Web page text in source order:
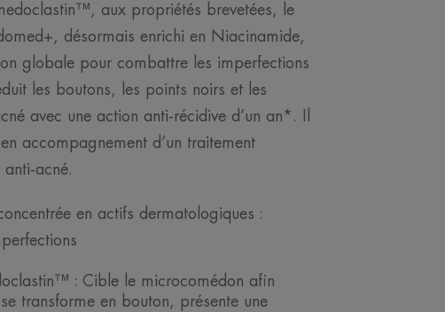
aux propriétés brevetées, le
désormais enrichi en Niacinamide,
globale pour combattre les imperfections
les boutons, les points noirs et les
avec une action anti-récidive d’un an*. Il
accompagnement d’un traitement
anti-acné.
en actifs dermatologiques :
: Cible le microcomédon afin
se transforme en bouton, présente une